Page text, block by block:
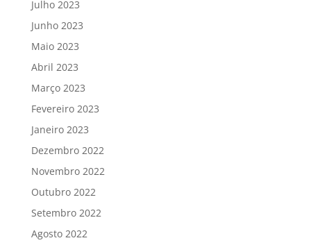
Julho 2023
Junho 2023
Maio 2023
Abril 2023
Março 2023
Fevereiro 2023
Janeiro 2023
Dezembro 2022
Novembro 2022
Outubro 2022
Setembro 2022
Agosto 2022